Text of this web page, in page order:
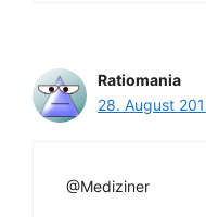
Ratiomania
28. August
@Mediziner